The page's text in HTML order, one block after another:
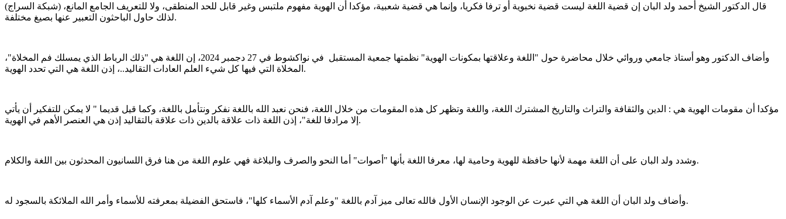
(شبكة السراج) قال الدكتور الشيخ أحمد ولد البان إن قضية اللغة ليست قضية نخبوية أو ترفا فكريا، وإنما هي قضية شعبية، مؤكدا أن الهوية مفهوم ملتبس وغير قابل للحد المنطقى، ولا للتعريف الجامع المانع،
لذلك حاول الباحثون التعبير عنها بصيغ مختلفة.
وأضاف الدكتور وهو أستاذ جامعي وروائي خلال محاضرة حول "اللغة وعلاقتها بمكونات الهوية" نظمتها جمعية المستقبل في نواكشوط في 27 دجمبر 2024، إن اللغة هي "ذلك الرباط الذي يمسلك فم المخلاة"،
المخلاة التي فيها كل شيء العلم العادات التقاليد..، إذن اللغة هي التي تحدد الهوية.
مؤكدا أن مقومات الهوية هي : الدين والثقافة والتراث والتاريخ المشترك اللغة، واللغة وتظهر كل هذه المقومات من خلال اللغة، فنحن نعبد الله باللغة نفكر ونتأمل باللغة، وكما قيل قديما " لا يمكن للتفكير أن يأتي
إلا مرادفا للغة"، إذن اللغة ذات علاقة بالدين ذات علاقة بالتقاليد إذن هي العنصر الأهم في الهوية.
وشدد ولد البان على أن اللغة مهمة لأنها حافظة للهوية وحامية لها، معرفا اللغة بأنها "أصوات" أما النحو والصرف والبلاغة فهي علوم اللغة من هنا فرق اللسانيون المحدثون بين اللغة والكلام.
وأضاف ولد البان أن اللغة هي التي عبرت عن الوجود الإنسان الأول فالله تعالى ميز آدم باللغة "وعلم آدم الأسماء كلها"، فاستحق الفضيلة بمعرفته للأسماء وأمر الله الملائكة بالسجود له.